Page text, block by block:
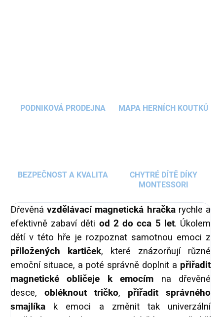
PODNIKOVÁ PRODEJNA MAPA HERNÍCH KOUTKŮ
BEZPEČNOST A KVALITA
CHYTRÉ DÍTĚ DÍKY
MONTESSORI
Dřevěnávzdělávací magnetická hračkarychle a
efektivně zabaví děti od 2 do cca 5 let. Úkolem
dětí v této hře je rozpoznat samotnou emoci z
přiložených kartiček, které znázorňují různé
emoční situace, a poté správně doplnit a přiřadit
magnetické obličeje k emocím na dřevěné
desce, obléknout tričko, přiřadit správného
smajlíka k emoci a změnit tak univerzální